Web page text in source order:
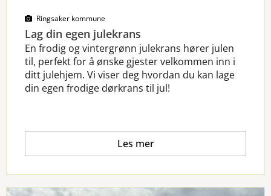
Ringsaker kommune
Lag din egen julekrans
En frodig og vintergrønn julekrans hører julen
til, perfekt for å ønske gjester velkommen inn i
ditt julehjem. Vi viser deg hvordan du kan lage
din egen frodige dørkrans til jul!
Les mer